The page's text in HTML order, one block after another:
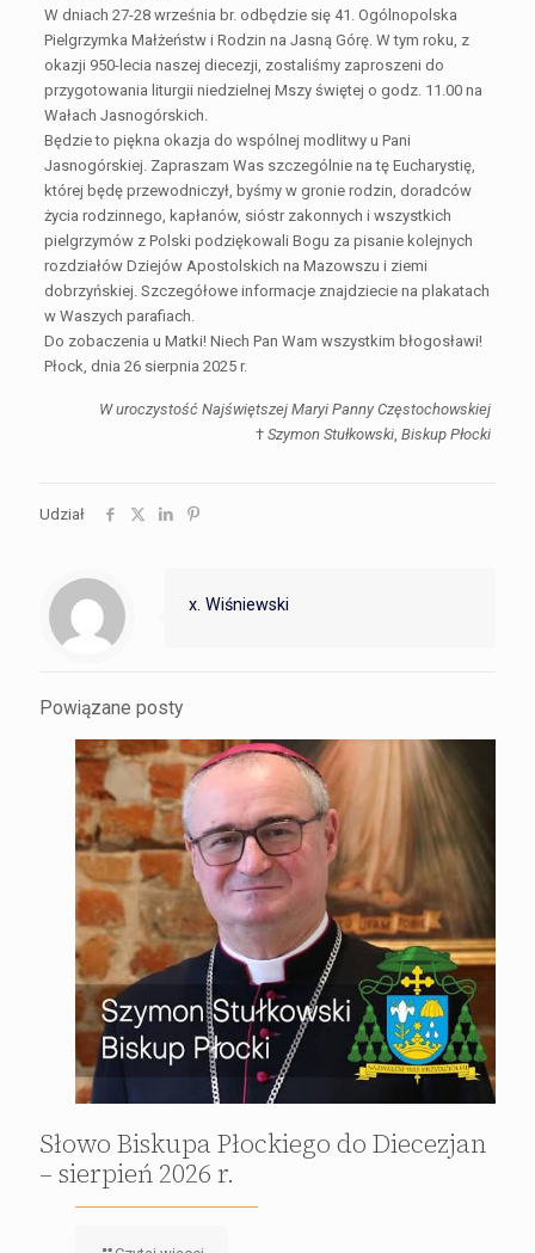
W dniach 27-28 września br. odbędzie się 41. Ogólnopolska
Pielgrzymka Małżeństw i Rodzin na Jasną Górę. W tym roku, z
okazji 950-lecia naszej diecezji, zostaliśmy zaproszeni do
przygotowania liturgii niedzielnej Mszy świętej o godz. 11.00 na
Wałach Jasnogórskich.
Będzie to piękna okazja do wspólnej modlitwy u Pani
Jasnogórskiej. Zapraszam Was szczególnie na tę Eucharystię,
której będę przewodniczył, byśmy w gronie rodzin, doradców
życia rodzinnego, kapłanów, sióstr zakonnych i wszystkich
pielgrzymów z Polski podziękowali Bogu za pisanie kolejnych
rozdziałów Dziejów Apostolskich na Mazowszu i ziemi
dobrzyńskiej. Szczegółowe informacje znajdziecie na plakatach
w Waszych parafiach.
Do zobaczenia u Matki! Niech Pan Wam wszystkim błogosławi!
Płock, dnia 26 sierpnia 2025 r.
W uroczystość Najświętszej Maryi Panny Częstochowskiej
†Szymon Stułkowski,Biskup Płocki
Udział
x. Wiśniewski
Powiązane posty
Słowo Biskupa Płockiego do Diecezjan
– sierpień 2026 r.